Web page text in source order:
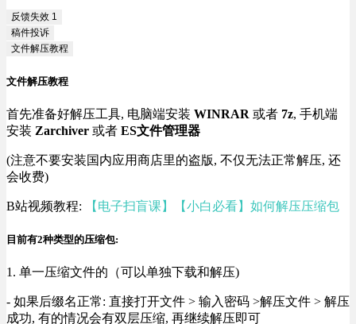
反馈失效 1
稿件投诉
文件解压教程
文件解压教程
首先准备好解压工具, 电脑端安装 WINRAR 或者 7z, 手机端
安装 Zarchiver 或者 ES文件管理器
(注意不要安装国内应用商店里的盗版, 不仅无法正常解压, 还
会收费)
B站视频教程: 【电子扫盲课】【小白必看】如何解压压缩包
目前有2种类型的压缩包:
1. 单一压缩文件的（可以单独下载和解压)
- 如果后缀名正常: 直接打开文件 > 输入密码 >解压文件 > 解压
成功, 有的情况会有双层压缩, 再继续解压即可